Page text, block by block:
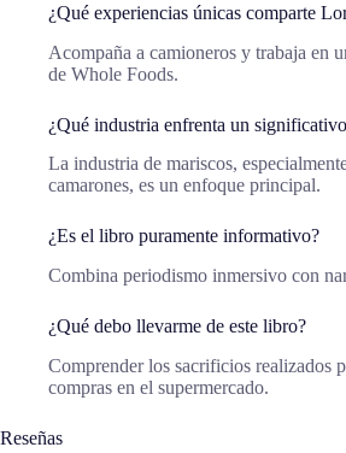
¿Qué experiencias únicas comparte
Acompaña a camioneros y trabaja en
de Whole Foods.
¿Qué industria enfrenta un
La industria de mariscos,
camarones, es un enfoque principal.
¿Es el libro puramente informativo?
Combina periodismo inmersivo con
¿Qué debo llevarme de este libro?
Comprender los sacrificios realizados
compras en el supermercado.
Reseñas